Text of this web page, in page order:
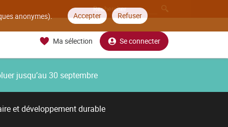
anonymes). Accepter Refuser
Ma sélection Se connecter
jusqu’au 30 septembre
et développement durable